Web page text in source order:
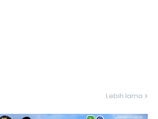
Lebih lama